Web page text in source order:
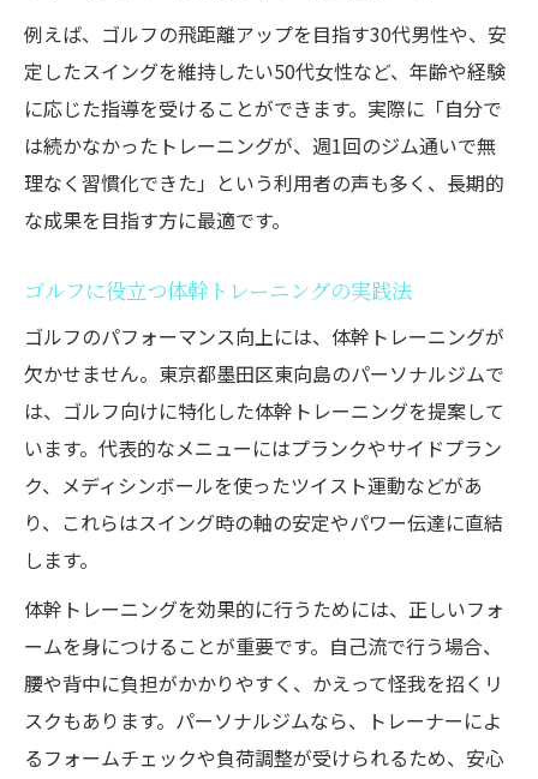
例えば、ゴルフの飛距離アップを目指す30代男性や、安
定したスイングを維持したい50代女性など、年齢や経験
に応じた指導を受けることができます。実際に「自分で
は続かなかったトレーニングが、週1回のジム通いで無
理なく習慣化できた」という利用者の声も多く、長期的
な成果を目指す方に最適です。
ゴルフに役立つ体幹トレーニングの実践法
ゴルフのパフォーマンス向上には、体幹トレーニングが
欠かせません。東京都墨田区東向島のパーソナルジムで
は、ゴルフ向けに特化した体幹トレーニングを提案して
います。代表的なメニューにはプランクやサイドプラン
ク、メディシンボールを使ったツイスト運動などがあ
り、これらはスイング時の軸の安定やパワー伝達に直結
します。
体幹トレーニングを効果的に行うためには、正しいフォ
ームを身につけることが重要です。自己流で行う場合、
腰や背中に負担がかかりやすく、かえって怪我を招くリ
スクもあります。パーソナルジムなら、トレーナーによ
るフォームチェックや負荷調整が受けられるため、安心